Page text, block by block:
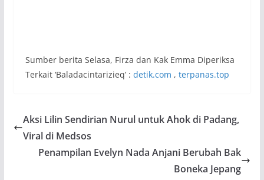
Sumber berita Selasa, Firza dan Kak Emma Diperiksa
Terkait ‘Baladacintarizieq’ : detik.com , terpanas.top
Aksi Lilin Sendirian Nurul untuk Ahok di Padang,
Viral di Medsos
Penampilan Evelyn Nada Anjani Berubah Bak
Boneka Jepang